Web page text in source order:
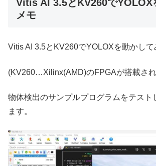
Vitis AI 3.5とKV260でYOLOX
メモ
Vitis AI 3.5とKV260でYOLOXを動かして
(KV260…Xilinx(AMD)のFPGAが搭載さ
物体検出のサンプルプログラムをテスト
ます。